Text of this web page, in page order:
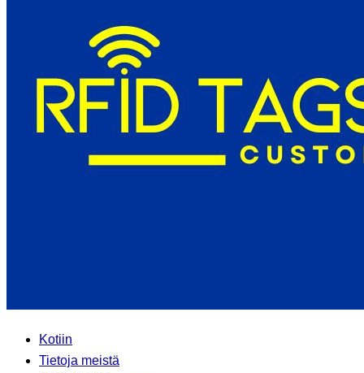
Kotiin
Tietoja meistä